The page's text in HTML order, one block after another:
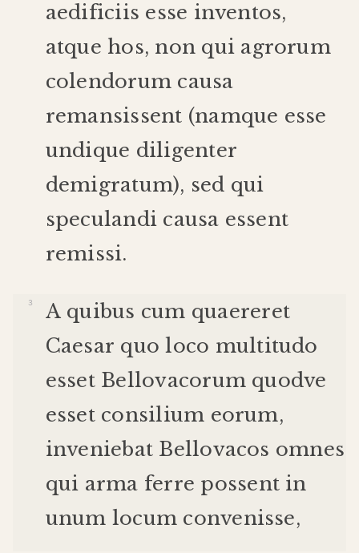
aedificiis esse inventos,
atque hos, non qui agrorum
colendorum causa
remansissent (namque esse
undique diligenter
demigratum), sed qui
speculandi causa essent
remissi.
A quibus cum quaereret
Caesar quo loco multitudo
esset Bellovacorum quodve
esset consilium eorum,
inveniebat Bellovacos omnes
qui arma ferre possent in
unum locum convenisse,